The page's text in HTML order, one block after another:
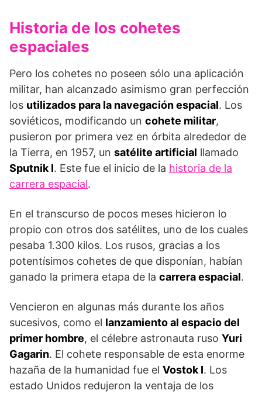
Historia de los cohetes
espaciales
Pero los cohetes no poseen sólo una aplicación
militar, han alcanzado asimismo gran perfección
los utilizados para la navegación espacial. Los
soviéticos, modificando un cohete militar,
pusieron por primera vez en órbita alrededor de
la Tierra, en 1957, un satélite artificial llamado
Sputnik I. Este fue el inicio de la historia de la
carrera espacial.
En el transcurso de pocos meses hicieron lo
propio con otros dos satélites, uno de los cuales
pesaba 1.300 kilos. Los rusos, gracias a los
potentísimos cohetes de que disponían, habían
ganado la primera etapa de la carrera espacial.
Vencieron en algunas más durante los años
sucesivos, como el lanzamiento al espacio del
primer hombre, el célebre astronauta ruso Yuri
Gagarin. El cohete responsable de esta enorme
hazaña de la humanidad fue el Vostok I. Los
estado Unidos redujeron la ventaja de los